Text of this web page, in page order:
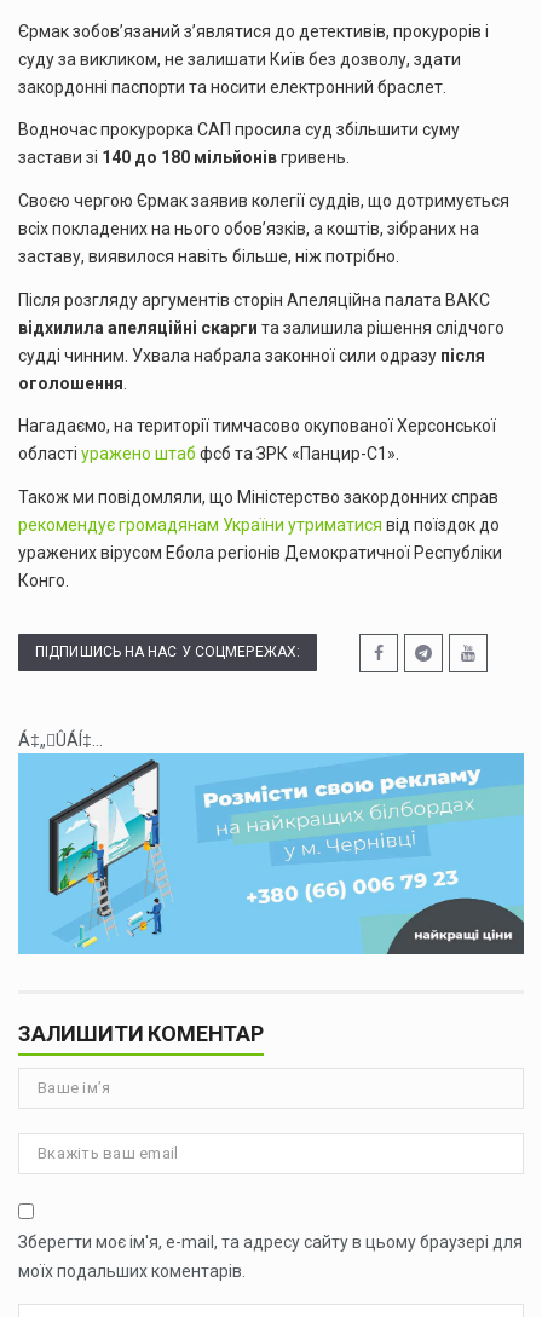
Єрмак зобов’язаний з’являтися до детективів, прокурорів і
суду за викликом, не залишати Київ без дозволу, здати
закордонні паспорти та носити електронний браслет.
Водночас прокурорка САП просила суд збільшити суму
застави зі 140 до 180 мільйонівгривень.
Своєю чергою Єрмак заявив колегії суддів, що дотримується
всіх покладених на нього обов’язків, а коштів, зібраних на
заставу, виявилося навіть більше, ніж потрібно.
Після розгляду аргументів сторін Апеляційна палата ВАКС
відхилила апеляційні скарги та залишила рішення слідчого
судді чинним. Ухвала набрала законної сили одразу після
оголошення
Нагадаємо, на території тимчасово окупованої Херсонської
області уражено штаб фсб та ЗРК «Панцир-С1».
Також ми повідомляли, що Міністерство закордонних справ
рекомендує громадянам України утриматися від поїздок до
уражених вірусом Ебола регіонів Демократичної Республіки
Конго.
ПІДПИШИСЬ НА НАС У СОЦМЕРЕЖАХ:
Á‡„ÛÁÍ‡...
ЗАЛИШИТИ КОМЕНТАР
Зберегти моє ім'я, e-mail, та адресу сайту в цьому браузері для
моїх подальших коментарів.